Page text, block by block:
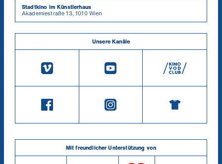
Stadtkino im Künstlerhaus
Akademiestraße 13, 1010 Wien
Unsere Kanäle
Mit freundlicher Unterstützung von